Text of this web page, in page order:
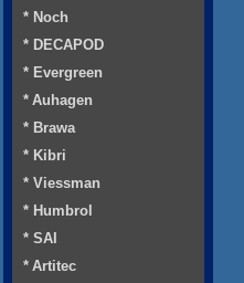
* Noch
* DECAPOD
* Evergreen
* Auhagen
* Brawa
* Kibri
* Viessman
* Humbrol
* SAI
* Artitec